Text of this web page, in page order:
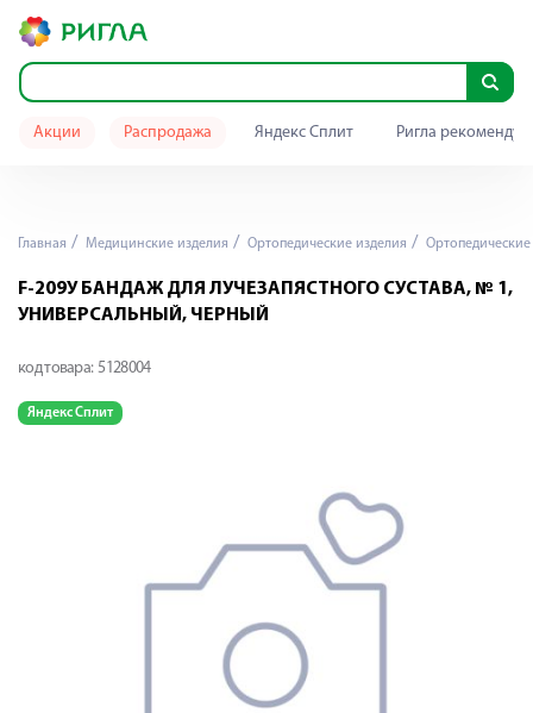
Акции Распродажа Яндекс Сплит Ригла
Главная Медицинские изделия Ортопедические изделия
F-209У БАНДАЖ ДЛЯ ЛУЧЕЗАПЯСТНОГО СУСТАВА, № 1,
УНИВЕРСАЛЬНЫЙ, ЧЕРНЫЙ
код товара: 5128004
Яндекс Сплит